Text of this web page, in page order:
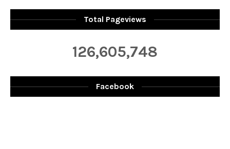
Total Pageviews
126,605,748
Facebook